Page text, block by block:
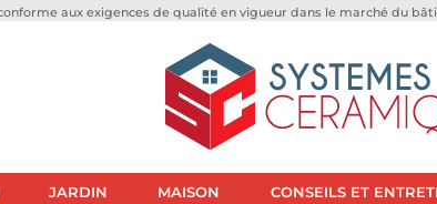
aux exigences de qualité en vigueur dans le marché du
JARDIN MAISON CONSEILS ET